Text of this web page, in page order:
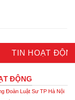
TIN HOẠT
ĐỘNG
Đoàn Luật Sư TP Hà Nội